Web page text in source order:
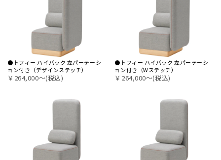
●トフィー ハイバック 左パーテーシ
ョン付き（デザインステッチ）
￥264,000〜(税込)
●トフィー ハイバック 左パーテーシ
ョン付き（Wステッチ）
￥264,000〜(税込)